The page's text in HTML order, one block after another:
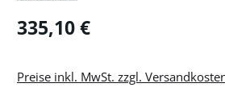
Regulärer Preis:
335,10 €
Preise inkl. MwSt. zzgl.